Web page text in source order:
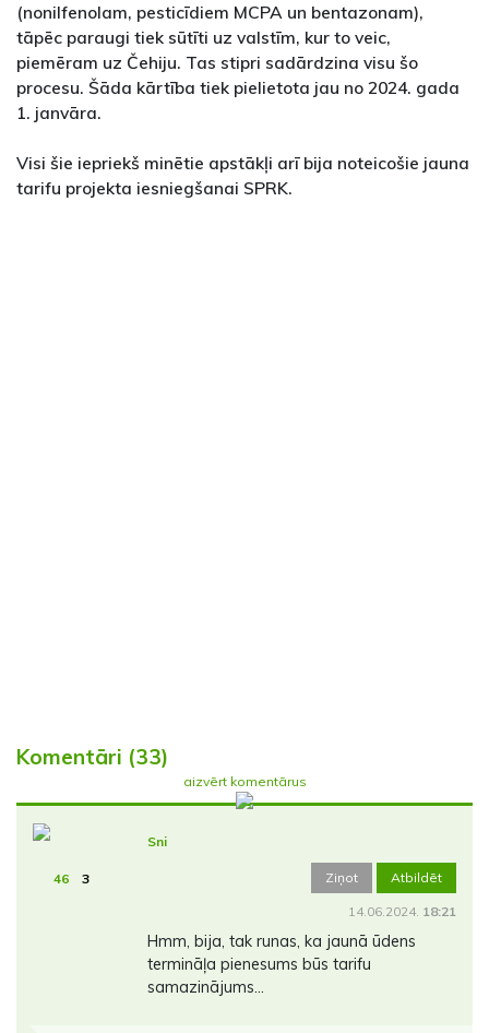
(nonilfenolam, pesticīdiem MCPA un bentazonam),
tāpēc paraugi tiek sūtīti uz valstīm, kur to veic,
piemēram uz Čehiju. Tas stipri sadārdzina visu šo
procesu. Šāda kārtība tiek pielietota jau no 2024. gada
1. janvāra.
Visi šie iepriekš minētie apstākļi arī bija noteicošie jauna
tarifu projekta iesniegšanai SPRK.
Komentāri (33)
aizvērt komentārus
46 3
Sni
Ziņot Atbildēt
14.06.2024. 18:21
Hmm, bija, tak runas, ka jaunā ūdens
termināļa pienesums būs tarifu
samazinājums...